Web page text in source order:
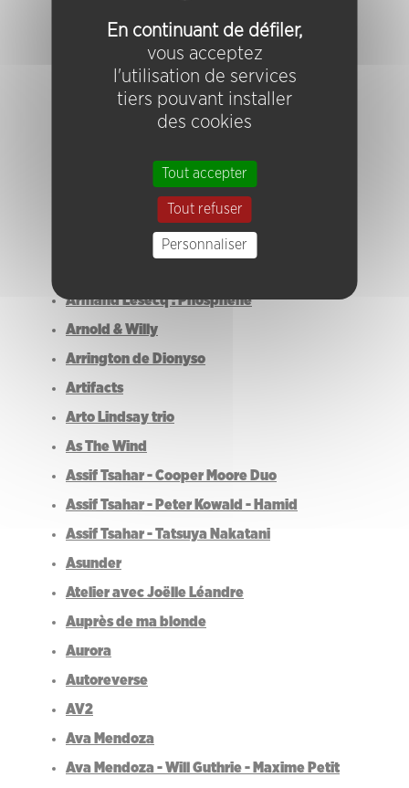
ANTHONY PATERAS
Anthurus d'Archer
Antigravity
Antoine Chessex Solo
Antoine Viard “Tumulus”
Armand Lesecq : Phosphène
Arnold & Willy
Arrington de Dionyso
Artifacts
Arto Lindsay trio
As The Wind
Assif Tsahar - Cooper Moore Duo
Assif Tsahar - Peter Kowald - Hamid
Assif Tsahar - Tatsuya Nakatani
Asunder
Atelier avec Joëlle Léandre
Auprès de ma blonde
Aurora
Autoreverse
AV2
Ava Mendoza
Ava Mendoza - Will Guthrie - Maxime Petit
En continuant de défiler,
vous acceptez
l'utilisation de services
tiers pouvant installer
des cookies
Tout accepter
Tout refuser
Personnaliser